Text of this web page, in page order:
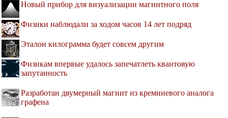
Новый прибор для визуализации магнитного поля
Физики наблюдали за ходом часов 14 лет подряд
Эталон килограмма будет совсем другим
Физикам впервые удалось запечатлеть квантовую
запутанность
Разработан двумерный магнит из кремниевого аналога
графена